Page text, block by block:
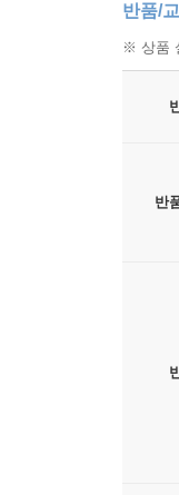
반품/
※ 상품
반